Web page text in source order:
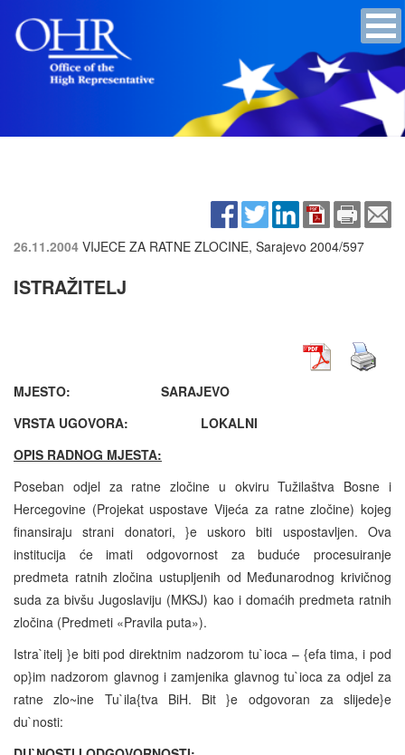
26.11.2004 VIJECE ZA RATNE ZLOCINE, Sarajevo 2004/597
ISTRAŽITELJ
MJESTO: SARAJEVO
VRSTA UGOVORA: LOKALNI
OPIS RADNOG MJESTA:
Poseban odjel za ratne zločine u okviru Tužilaštva Bosne i
Hercegovine (Projekat uspostave Vijeća za ratne zločine) kojeg
finansiraju strani donatori, }e uskoro biti uspostavljen. Ova
institucija će imati odgovornost za buduće procesuiranje
predmeta ratnih zločina ustupljenih od Međunarodnog krivičnog
suda za bivšu Jugoslaviju (MKSJ) kao i domaćih predmeta ratnih
zločina (Predmeti «Pravila puta»).
Istra`itelj }e biti pod direktnim nadzorom tu`ioca – {efa tima, i pod
op}im nadzorom glavnog i zamjenika glavnog tu`ioca za odjel za
ratne zlo~ine Tu`ila{tva BiH. Bit }e odgovoran za slijede}e
du`nosti: